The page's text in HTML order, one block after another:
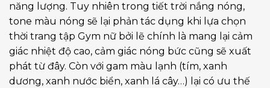
năng lượng. Tuy nhiên trong tiết trời nắng nóng,
tone màu nóng sẽ lại phản tác dụng khi lựa chọn
thời trang tập Gym nữ bởi lẽ chính là mang lại cảm
giác nhiệt độ cao, cảm giác nóng bức cũng sẽ xuất
phát từ đây. Còn với gam màu lạnh (tím, xanh
dương, xanh nước biển, xanh lá cây…) lại có ưu thế